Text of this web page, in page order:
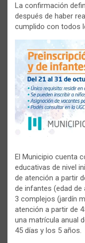
La confirmación
después de haber
cumplido con todos
El Municipio cuenta
educativas de nivel
de atención a partir
de infantes (edad
3 complejos (jardín
atención a partir de
una matrícula anual
45 días y los 5 años.